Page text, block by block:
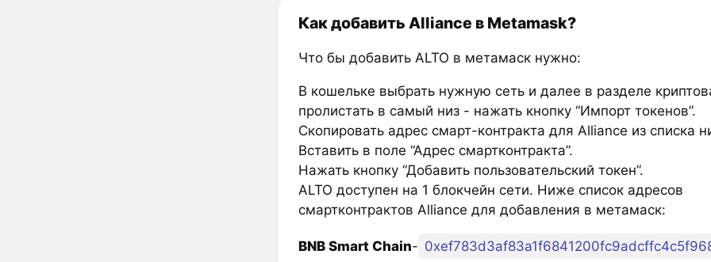
Как добавить Alliance в Metamask?
Что бы добавить ALTO в метамаск нужно:
В кошельке выбрать нужную сеть и далее в разделе
пролистать в самый низ - нажать кнопку “Импорт токенов”.
Скопировать адрес смарт-контракта для Alliance из списка
Вставить в поле “Адрес смартконтракта”.
Нажать кнопку “Добавить пользовательский токен”.
ALTO доступен на 1 блокчейн сети. Ниже список адресов
смартконтрактов Alliance для добавления в метамаск:
BNB Smart Chain-